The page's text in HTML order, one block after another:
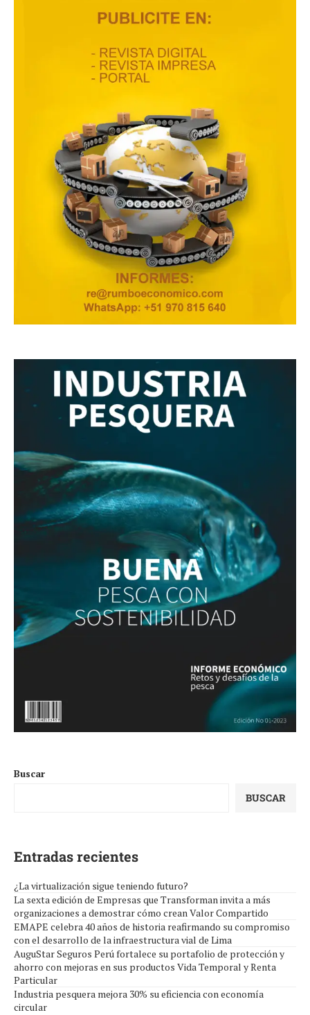
Buscar
BUSCAR
Entradas recientes
¿La virtualización sigue teniendo futuro?
La sexta edición de Empresas que Transforman invita a más
organizaciones a demostrar cómo crean Valor Compartido
EMAPE celebra 40 años de historia reafirmando su compromiso
con el desarrollo de la infraestructura vial de Lima
AuguStar Seguros Perú fortalece su portafolio de protección y
ahorro con mejoras en sus productos Vida Temporal y Renta
Particular
Industria pesquera mejora 30% su eficiencia con economía
circular